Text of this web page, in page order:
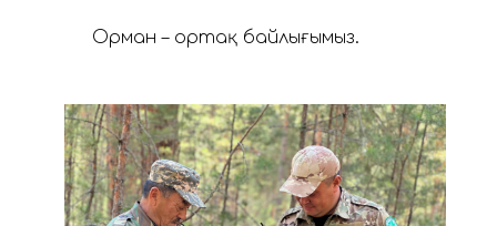
Орман – ортақ байлығымыз.